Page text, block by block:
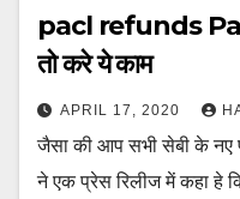
pacl refunds Pacl
तो करे ये काम
APRIL 17, 2020
जैसा की आप सभी सेबी के नए
ने एक प्रेस रिलीज में कहा हे